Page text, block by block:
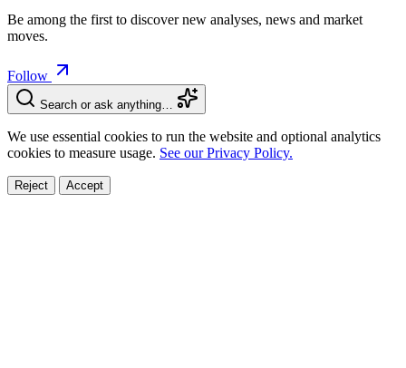
Be among the first to discover new analyses, news and market
moves.
Follow
Search or ask anything…
We use essential cookies to run the website and optional analytics
cookies to measure usage. See our Privacy Policy.
Reject Accept